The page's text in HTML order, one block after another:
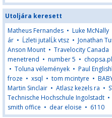
Utoljára keresett
Matheus Fernandes • Luke McNally
ár • Ĺzleti jutalĹk vtsz • Jonathan
Anson Mount • Travelocity Canada
menetrend • number 5 • chopsa.pl
• Toluna vélemények • Paul
froze • xsql • tom mcintyre •
Martin Sinclair • Atlasz kezels ra •
Technische Hochschule Ingolstadt •
smith office • dear eloise • 6110